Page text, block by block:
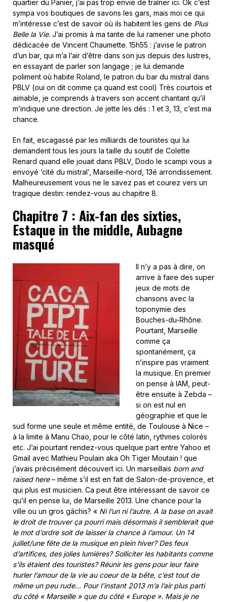
quartier du Panier, j’ai pas trop envie de traîner ici. Ok c’est
sympa vos boutiques de savons les gars, mais moi ce qui
m’intéresse c’est de savoir où ils habitent les gens de Plus
Belle la Vie. J’ai promis à ma tante de lui ramener une photo
dédicacée de Vincent Chaumette. 15h55 : j’avise le patron
d’un bar, qui m’a l’air d’être dans son jus depuis des lustres,
en essayant de parler son langage ; je lui demande
poliment où habite Roland, le patron du bar du mistral dans
PBLV (oui on dit comme ça quand est cool) Très courtois et
aimable, je comprends à travers son accent chantant qu’il
m’indique une direction. Je jette les dés : 1 et 3, 13, c’est ma
chance.
En fait, escagassé par les milliards de touristes qui lui
demandent tous les jours la taille du soutif de Colette
Renard quand elle jouait dans PBLV, Dodo le scampi vous a
envoyé ‘cité du mistral’, Marseille-nord, 13é arrondissement.
Malheureusement vous ne le savez pas et courez vers un
tragique destin: rendez-vous au chapitre 8.
Chapitre 7 : Aix-fan des sixties,
Estaque in the middle, Aubagne
masqué
Il n’y a pas à dire, on
arrive à faire des super
jeux de mots de
chansons avec la
toponymie des
Bouches-du-Rhône.
Pourtant, Marseille
comme ça
spontanément, ça
n’inspire pas vraiment
la musique. En premier
on pense à IAM, peut-
être ensuite à Zebda –
si on est nul en
géographie et que le
sud forme une seule et même entité, de Toulouse à Nice –
à la limite à Manu Chao, pour le côté latin, rythmes colorés
etc. J’ai pourtant rendez-vous quelque part entre Yahoo et
Gmail avec Mathieu Poulain aka Oh Tiger Moutain ! que
j’avais précisément découvert ici. Un marseillais born and
raised here– même s’il est en fait de Salon-de-provence, et
qui plus est musicien. Ca peut être intéressant de savoir ce
qu’il en pense lui, de Marseille 2013. Une chance pour la
ville ou un gros gâchis? « Ni l’un ni l’autre. A la base on avait
le droit de trouver ça pourri mais désormais il semblerait que
le mot d’ordre soit de laisser la chance à l’amour. Un 14
juillet/une fête de la musique en plein hiver? Des feux
d’artifices, des jolies lumières? Solliciter les habitants comme
s’ils étaient des touristes? Réunir les gens pour leur faire
hurler l’amour de la vie au coeur de la bête, c’est tout de
même un peu rude… Pour l’instant 2013 m’a l’air plus parti
du côté « Marseille » que du côté « Europe ». Mais je ne